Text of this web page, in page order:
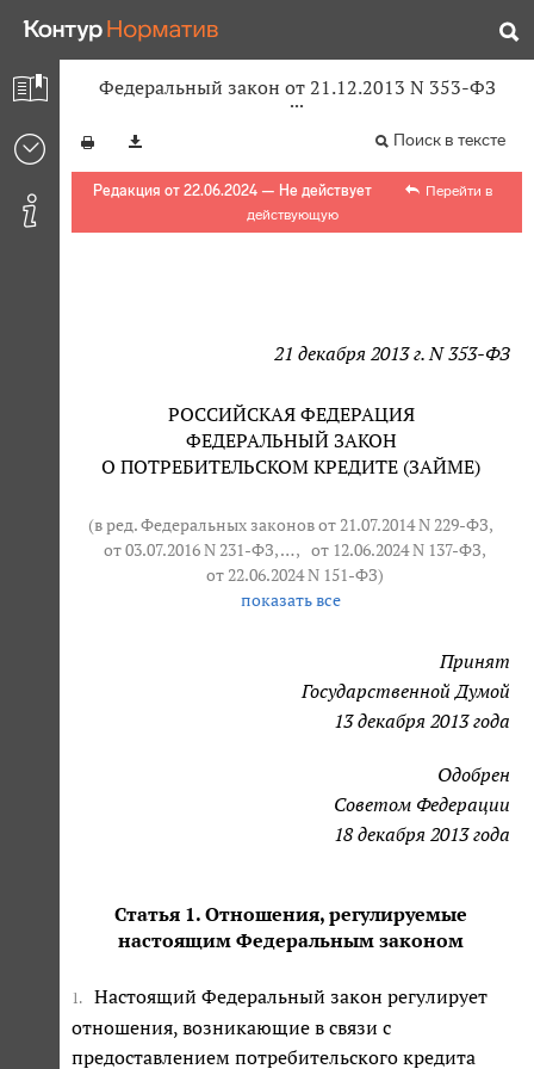
Федеральный закон от 21.12.2013 N 353-ФЗ
Поиск в тексте
Редакция от 22.06.2024 — Не действует
Перейти в
действующую
21 декабря 2013 г. N 353-ФЗ
РОССИЙСКАЯ ФЕДЕРАЦИЯ
ФЕДЕРАЛЬНЫЙ ЗАКОН
О ПОТРЕБИТЕЛЬСКОМ КРЕДИТЕ (ЗАЙМЕ)
(в ред. Федеральных законов от 21.07.2014 N 229-ФЗ,
от 03.07.2016 N 231-ФЗ, … , от 12.06.2024 N 137-ФЗ,
от 22.06.2024 N 151-ФЗ)
показать все
Принят
Государственной Думой
13 декабря 2013 года
Одобрен
Советом Федерации
18 декабря 2013 года
Статья 1. Отношения, регулируемые
настоящим Федеральным законом
1.
Настоящий Федеральный закон регулирует
отношения, возникающие в связи с
предоставлением потребительского кредита